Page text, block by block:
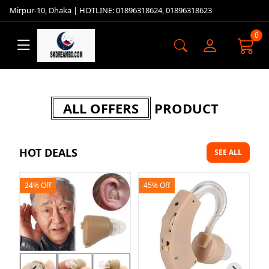
Mirpur-10, Dhaka | HOTLINE: 01896318624, 01896318623
0
ALL OFFERS PRODUCT
HOT DEALS SEE ALL
45% Off 23% Off